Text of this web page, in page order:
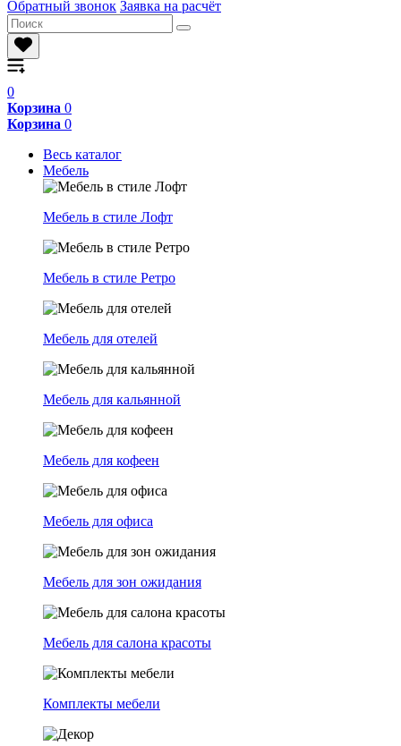
Обратный звонок Заявка на расчёт
0
Корзина 0
Корзина 0
Весь каталог
Мебель
Мебель в стиле Лофт
Мебель в стиле Ретро
Мебель для отелей
Мебель для кальянной
Мебель для кофеен
Мебель для офиса
Мебель для зон ожидания
Мебель для салона красоты
Комплекты мебели